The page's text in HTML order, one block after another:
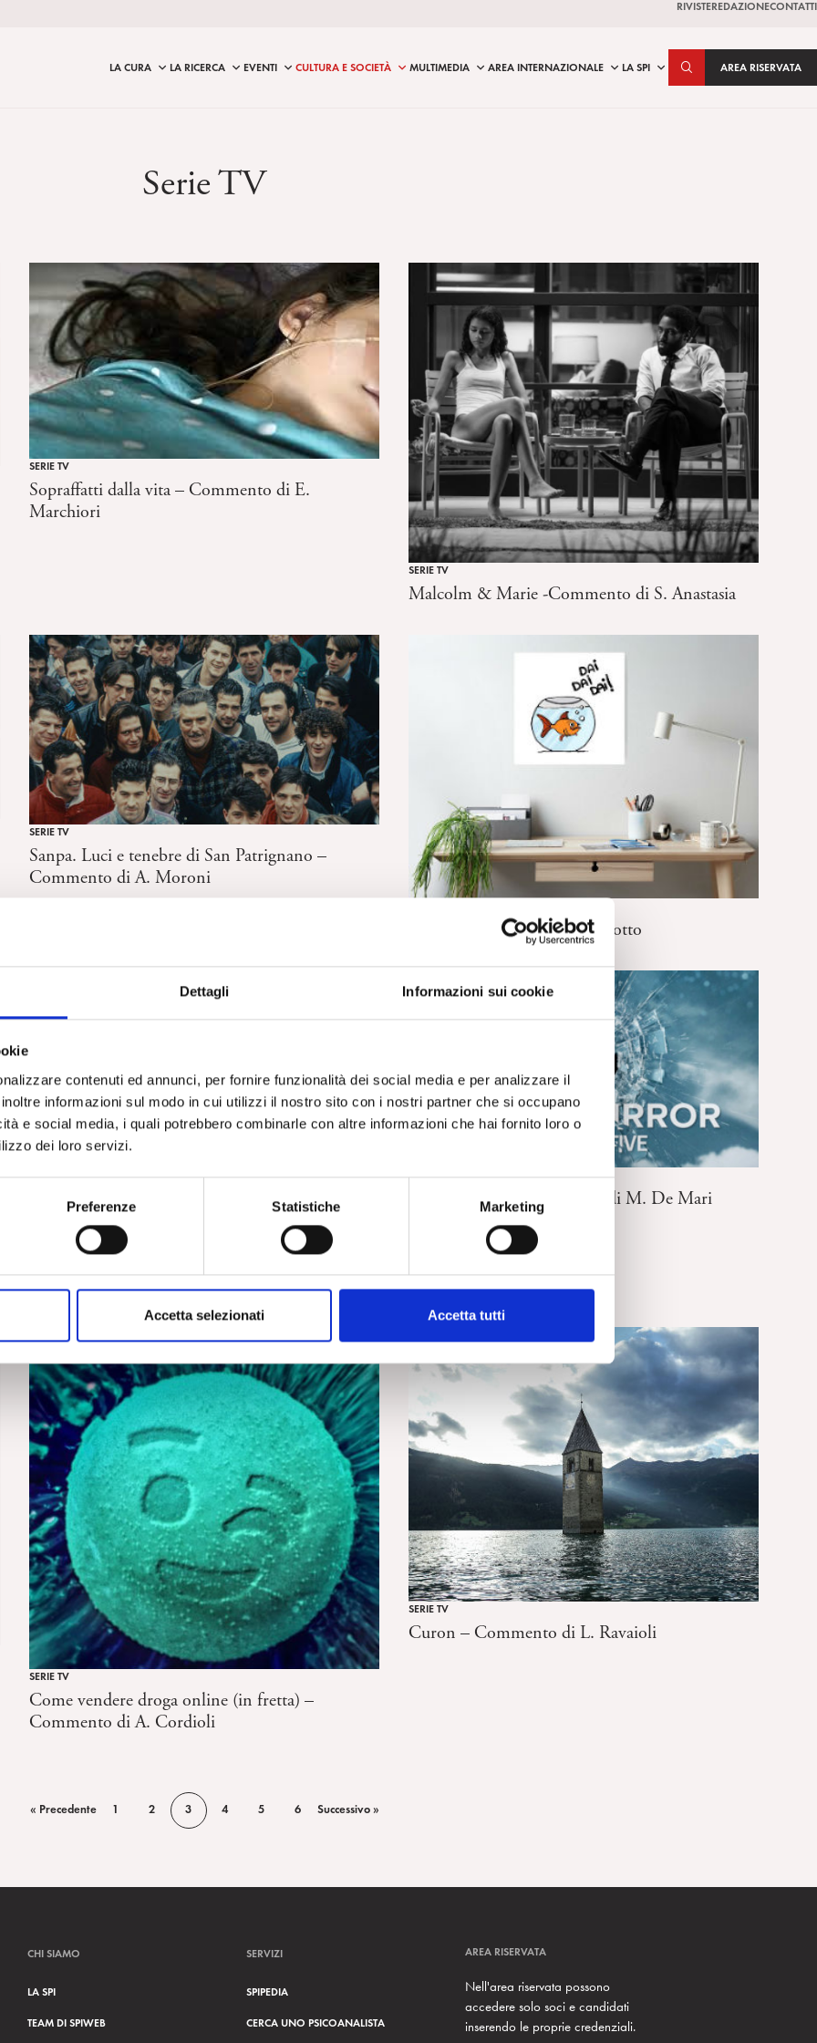
Dettagli Informazioni sui cookie
contenuti ed annunci, per fornire funzionalità dei social media e per analizzare il
informazioni sul modo in cui utilizzi il nostro sito con i nostri partner che si occupano
e social media, i quali potrebbero combinarle con altre informazioni che hai fornito loro o
dei loro servizi.
Preferenze Statistiche Marketing
Accetta selezionati Accetta tutti
RIVISTEREDAZIONECONTATTI
LA CURA LA RICERCA EVENTI CULTURA E SOCIETÀ MULTIMEDIA AREA INTERNAZIONALE LA SPI AREA RISERVATA
Serie TV
SERIE TV
Sopraffatti dalla vita – Commento di E.
Marchiori
SERIE TV
Malcolm & Marie -Commento di S. Anastasia
SERIE TV
Sanpa. Luci e tenebre di San Patrignano –
Commento di A. Moroni
Boris – Commento di G. Miotto
SERIE TV
His House -Commento di A. Moroni
SERIE TV
Black Mirror – Commento di M. De Mari
SERIE TV
Come vendere droga online (in fretta) –
Commento di A. Cordioli
SERIE TV
Curon – Commento di L. Ravaioli
« Precedente 1 2 3 4 5 6 Successivo »
CHI SIAMO
LA SPI
TEAM DI SPIWEB
SERVIZI
SPIPEDIA
CERCA UNO PSICOANALISTA
AREA RISERVATA
Nell'area riservata possono
accedere solo soci e candidati
inserendo le proprie credenziali.